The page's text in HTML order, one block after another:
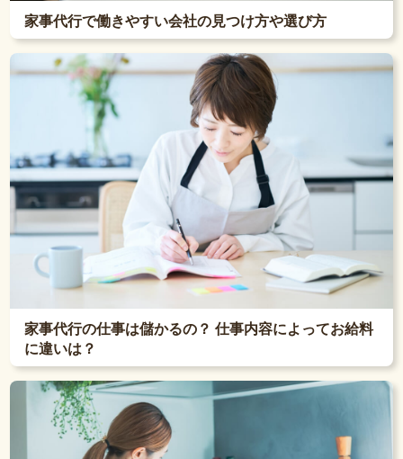
家事代行で働きやすい会社の見つけ方や選び方
家事代行の仕事は儲かるの？ 仕事内容によってお給料
に違いは？